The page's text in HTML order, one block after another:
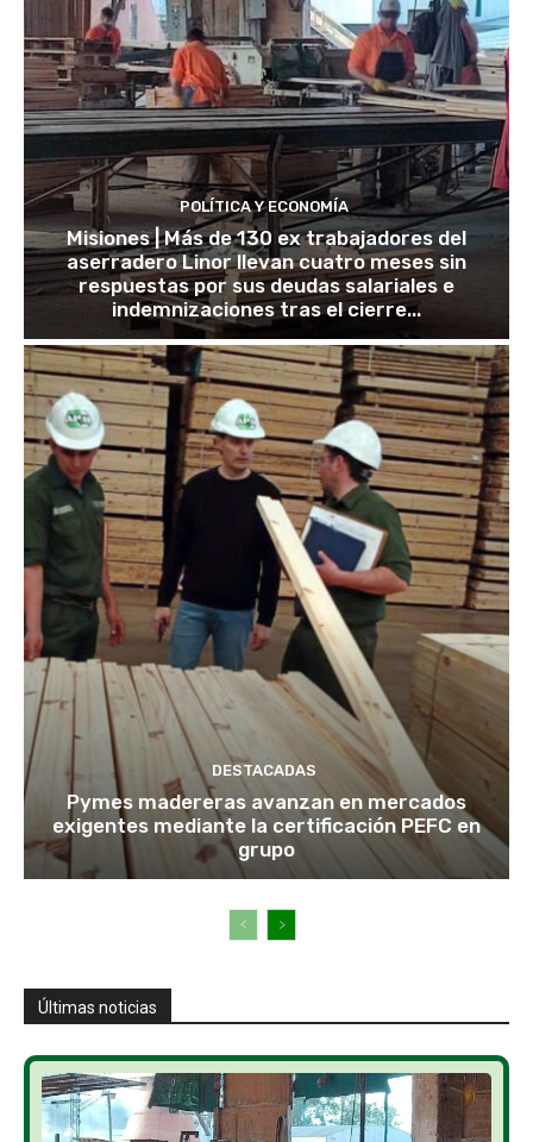
POLÍTICA Y ECONOMÍA
Misiones | Más de 130 ex trabajadores del
aserradero Linor llevan cuatro meses sin
respuestas por sus deudas salariales e
indemnizaciones tras el cierre...
DESTACADAS
Pymes madereras avanzan en mercados
exigentes mediante la certificación PEFC en
grupo
Últimas noticias